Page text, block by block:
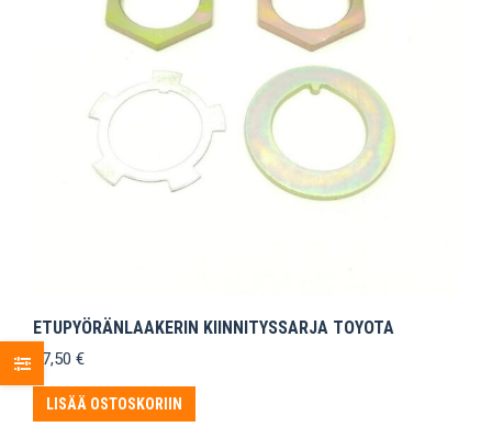
ETUPYÖRÄNLAAKERIN KIINNITYSSARJA TOYOTA
17,50 €
LISÄÄ OSTOSKORIIN